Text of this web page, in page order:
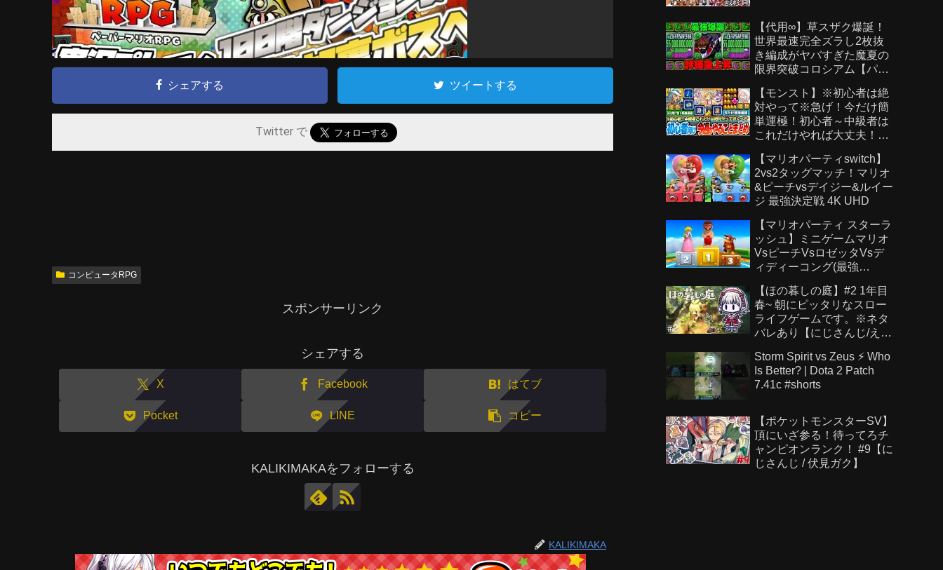
シェアする ツイートする
Twitter で
コンピュータRPG
スポンサーリンク
シェアする
X Facebook はてブ
Pocket LINE コピー
KALIKIMAKAをフォローする
KALIKIMAKA
【代用∞】草スザク爆誕！
世界最速完全ズラし2枚抜
き編成がヤバすぎた魔夏の
限界突破コロシアム【パズ
【モンスト】※初心者は絶
対やって※急げ！今だけ簡
単運極！初心者～中級者は
これだけやれば大丈夫！作
い運極を見逃すな！【モン
スト夏休み2026】へっぽこ
ストライカー
【マリオパーティswitch】
2vs2タッグマッチ！マリオ
&ピーチvsデイジー&ルイー
ジ 最強決定戦 4K UHD
【マリオパーティ スターラ
ッシュ】ミニゲームマリオ
VsピーチVsロゼッタVsデ
ィディーコング(最強
【ほの暮しの庭】#2 1年目
春~ 朝にピッタリなスロー
ライフゲームです。※ネタ
バレあり【にじさんじ/え
Storm Spirit vs Zeus ⚡ Who
Is Better? | Dota 2 Patch
7.41c #shorts
【ポケットモンスターSV】
頂にいざ参る！待ってろチ
ャンピオンランク！ #9【に
じさんじ / 伏見ガク】